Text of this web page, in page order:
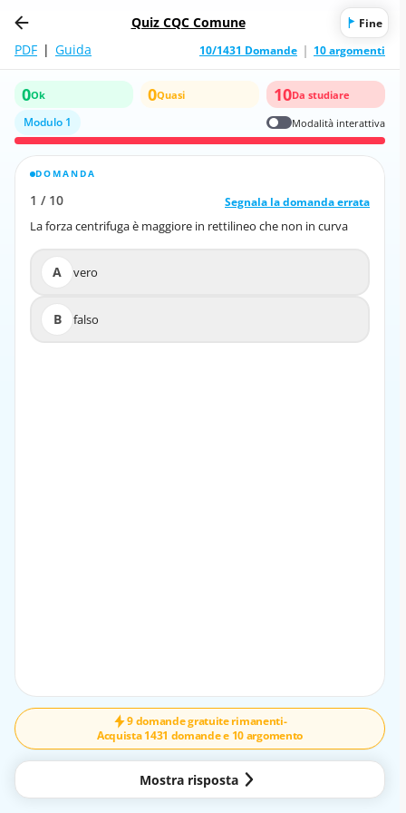
Quiz CQC Comune Fine
PDF | Guida 10/1431 Domande 10 argomenti
0Ok 0Quasi 10Da studiare
Modulo 1 Modalità interattiva
DOMANDA
1 / 10 Segnala la domanda errata
La forza centrifuga è maggiore in rettilineo che non in curva
A vero
B falso
1
/
10
Segnala la domanda errata
La forza centrifuga è maggiore in rettilineo che non in curva
9 domande gratuite rimanenti-
Acquista 1431 domande e 10 argomento
Mostra risposta